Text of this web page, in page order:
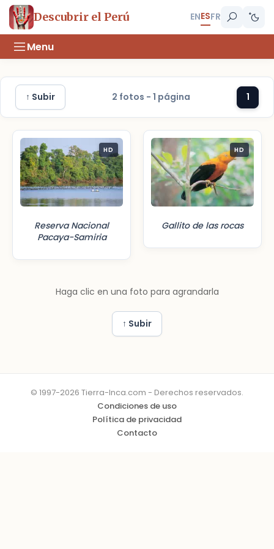
Descubrir el Perú ENESFR
Menu
↑ Subir 2 fotos - 1 página 1
HD
Reserva Nacional
Pacaya-Samiria
HD
Gallito de las rocas
Haga clic en una foto para agrandarla
↑ Subir
© 1997-2026 Tierra-Inca.com - Derechos reservados.
Condiciones de uso
Política de privacidad
Contacto